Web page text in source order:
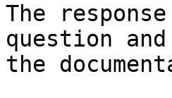
The
question
the